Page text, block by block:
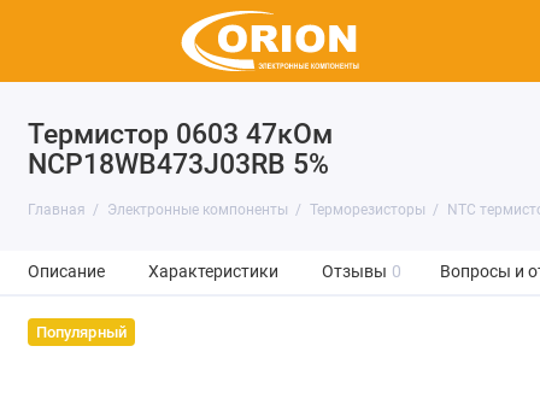
Термистор 0603 47кОм
NCP18WB473J03RB 5%
Главная Электронные компоненты Терморезисторы NTC
Описание Характеристики Отзывы 0 Вопросы и
Популярный